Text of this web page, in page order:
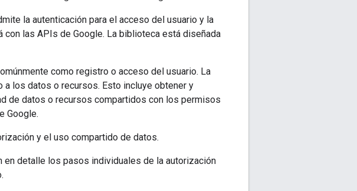
la autenticación para el acceso del usuario y la
las APIs de Google. La biblioteca está diseñada
como registro o acceso del usuario. La
los datos o recursos. Esto incluye obtener y
de datos o recursos compartidos con los permisos
Google.
y el uso compartido de datos.
en detalle los pasos individuales de la autorización